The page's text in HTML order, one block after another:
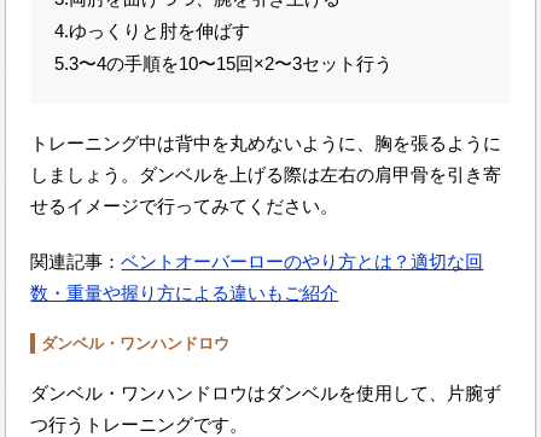
4.ゆっくりと肘を伸ばす
5.3〜4の手順を10〜15回×2〜3セット行う
トレーニング中は背中を丸めないように、胸を張るように
しましょう。ダンベルを上げる際は左右の肩甲骨を引き寄
せるイメージで行ってみてください。
関連記事：ベントオーバーローのやり方とは？適切な回
数・重量や握り方による違いもご紹介
ダンベル・ワンハンドロウ
ダンベル・ワンハンドロウはダンベルを使用して、片腕ず
つ行うトレーニングです。